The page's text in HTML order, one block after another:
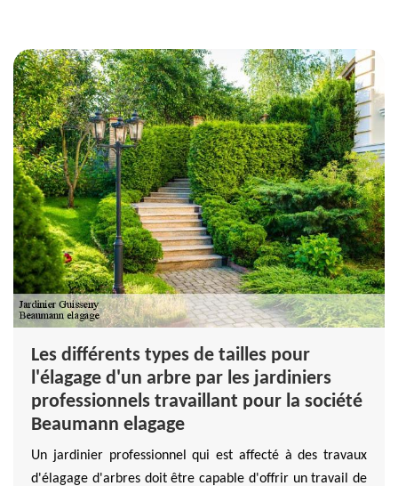
Les différents types de tailles pour
l'élagage d'un arbre par les jardiniers
professionnels travaillant pour la société
Beaumann elagage
Un jardinier professionnel qui est affecté à des travaux
d'élagage d'arbres doit être capable d'offrir un travail de